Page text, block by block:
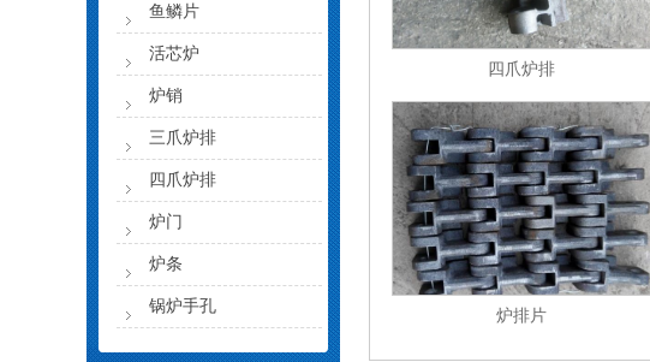
鱼鳞片
活芯炉
炉销
三爪炉排
四爪炉排
炉门
炉条
锅炉手孔
四爪炉排
炉排片